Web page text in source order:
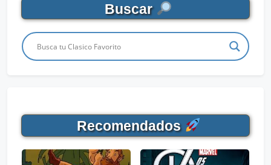
Buscar
Recomendados